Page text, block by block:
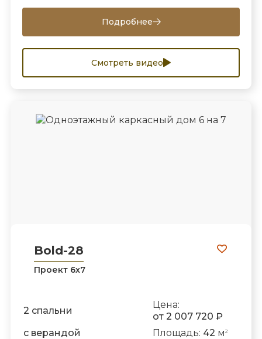
Подробнее
Смотреть видео
Bold-28
Проект 6х7
2 спальни
Цена:
от 2 007 720 ₽
с верандой
Площадь: 42 м 2